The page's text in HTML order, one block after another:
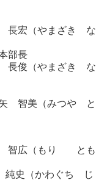
ざき な
長
ざき な
つや と
り とも
かわぐち じ